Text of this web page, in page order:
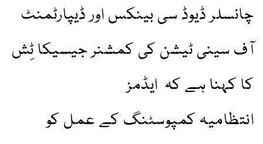
چانسلر ڈیوڈ سی بینکس اور ڈیپارٹمنٹ
آف سینی ٹیشن کی کمشنر جیسیکا ٹِش
کا کہنا ہے کہ ایڈمز
انتظامیہ کمپوسٹنگ کے عمل کو